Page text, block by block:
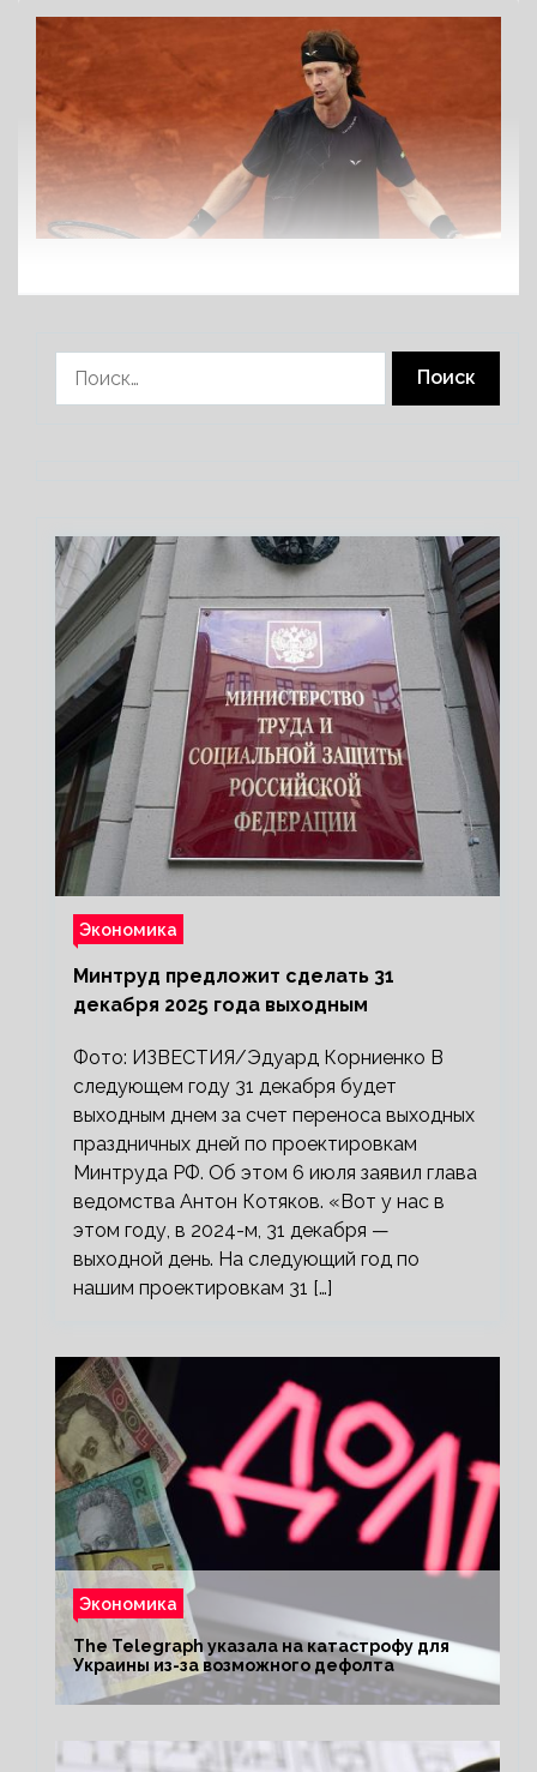
Экономика
Минтруд предложит сделать 31
декабря 2025 года выходным
Фото: ИЗВЕСТИЯ/Эдуард Корниенко В
следующем году 31 декабря будет
выходным днем за счет переноса выходных
праздничных дней по проектировкам
Минтруда РФ. Об этом 6 июля заявил глава
ведомства Антон Котяков. «Вот у нас в
этом году, в 2024-м, 31 декабря —
выходной день. На следующий год по
нашим проектировкам 31 […]
Экономика
The Telegraph указала на катастрофу для
Украины из-за возможного дефолта